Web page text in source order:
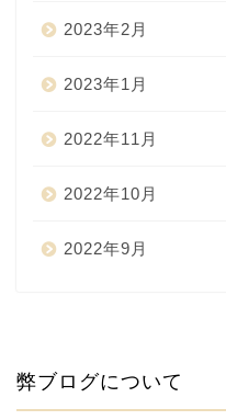
2023年2月
2023年1月
2022年11月
2022年10月
2022年9月
弊ブログについて